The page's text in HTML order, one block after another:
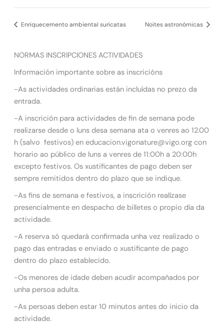
Enriquecemento ambiental suricatas Noites astronómicas
NORMAS INSCRIPCIONES ACTIVIDADES
Información importante sobre as inscricións
-As actividades ordinarias están incluídas no prezo da
entrada.
-A inscrición para actividades de fin de semana pode
realizarse desde o luns desa semana ata o venres ao 12.00
h (salvo festivos) en educacion.vigonature@vigo.org con
horario ao público de luns a venres de 11:00h a 20:00h
excepto festivos. Os xustificantes de pago deben ser
sempre remitidos dentro do plazo que se indique.
-As fins de semana e festivos, a inscrición realízase
presencialmente en despacho de billetes o propio día da
actividade.
-A reserva só quedará confirmada unha vez realizado o
pago das entradas e enviado o xustificante de pago
dentro do plazo establecido.
-Os menores de idade deben acudir acompañados por
unha persoa adulta.
-As persoas deben estar 10 minutos antes do inicio da
actividade.